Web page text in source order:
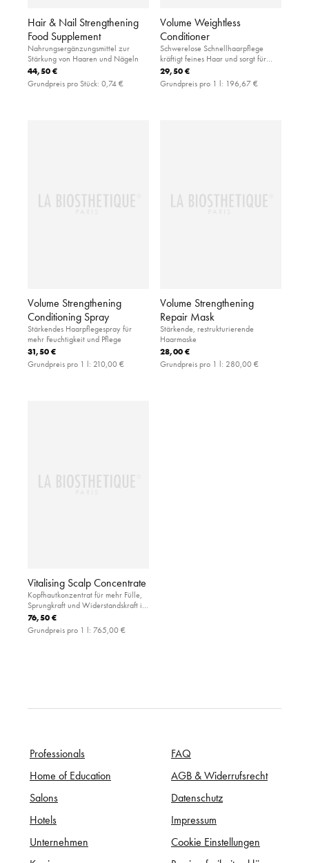
Hair & Nail Strengthening
Food Supplement
Nahrungsergänzungsmittel zur
Stärkung von Haaren und Nägeln
44,50 €
Grundpreis pro Stück: 0,74 €
Volume Weightless
Conditioner
Schwerelose Schnellhaarpflege
kräftigt feines Haar und sorgt für
Volumen
29,50 €
Grundpreis pro 1 l: 196,67 €
Volume Strengthening
Conditioning Spray
Stärkendes Haarpflegespray für
mehr Feuchtigkeit und Pflege
31,50 €
Grundpreis pro 1 l: 210,00 €
Volume Strengthening
Repair Mask
Stärkende, restrukturierende
Haarmaske
28,00 €
Grundpreis pro 1 l: 280,00 €
Vitalising Scalp Concentrate
Kopfhautkonzentrat für mehr Fülle,
Sprungkraft und Widerstandskraft im
Haar
76,50 €
Grundpreis pro 1 l: 765,00 €
Professionals
Home of Education
Salons
Hotels
Unternehmen
FAQ
AGB & Widerrufsrecht
Datenschutz
Impressum
Cookie Einstellungen